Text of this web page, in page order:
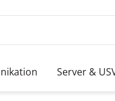
Server &